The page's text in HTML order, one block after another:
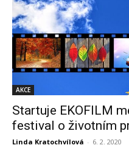
AKCE
Startuje EKOFILM
festival o životním
Linda Kratochvílová - 6. 2. 2020